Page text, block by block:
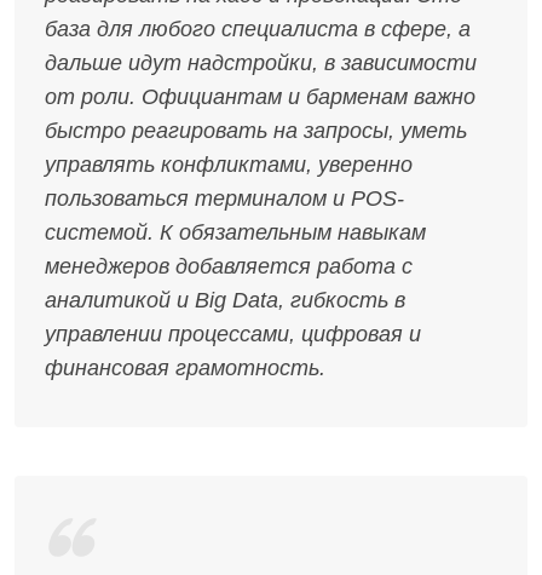
база для любого специалиста в сфере, а
дальше идут надстройки, в зависимости
от роли. Официантам и барменам важно
быстро реагировать на запросы, уметь
управлять конфликтами, уверенно
пользоваться терминалом и POS-
системой. К обязательным навыкам
менеджеров добавляется работа с
аналитикой и Big Data, гибкость в
управлении процессами, цифровая и
финансовая грамотность.